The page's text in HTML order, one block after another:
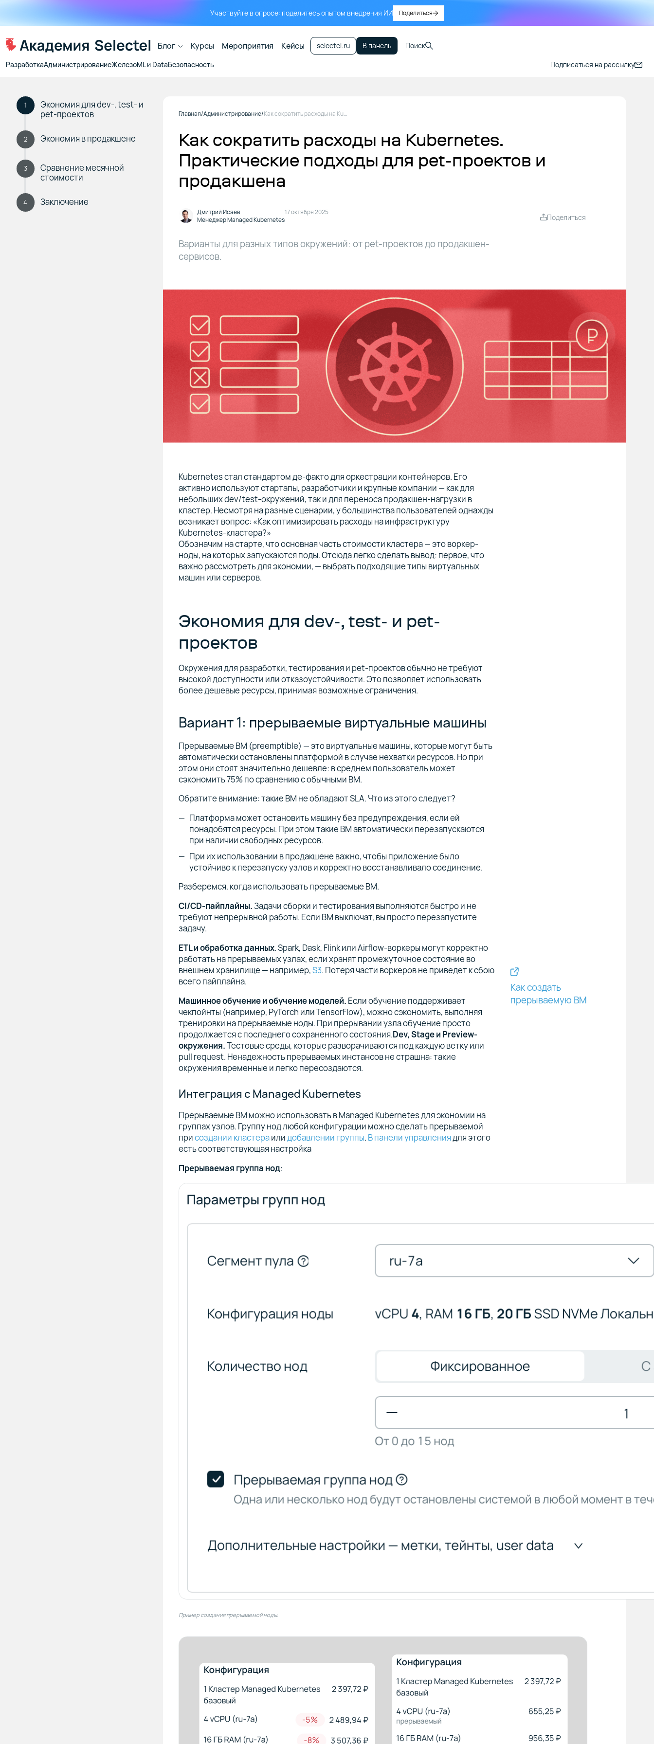
Участвуйте в опросе: поделитесь опытом внедрения ИИ Поделиться
Блог Курсы Мероприятия Кейсы selectel.ru В панель Поиск
РазработкаАдминистрированиеЖелезоML и DataБезопасность Подписаться на рассылку
1
Экономия для dev-, test- и
pet-проектов
2 Экономия в продакшене
3
Сравнение месячной
стоимости
4 Заключение
Главная Администрирование Как сократить расходы на Kubernetes. Практические подходы для pet-проектов и продакшена
Как сократить расходы на Kubernetes.
Практические подходы для pet-проектов и
продакшена
Дмитрий Исаев
Менеджер Managed Kubernetes
17 октября 2025
Поделиться
Варианты для разных типов окружений: от pet-проектов до продакшен-
сервисов.
Kubernetes стал стандартом де-факто для оркестрации контейнеров. Его
активно используют стартапы, разработчики и крупные компании — как для
небольших dev/test-окружений, так и для переноса продакшен-нагрузки в
кластер. Несмотря на разные сценарии, у большинства пользователей однажды
возникает вопрос: «Как оптимизировать расходы на инфраструктуру
Kubernetes-кластера?»
Обозначим на старте, что основная часть стоимости кластера — это воркер-
ноды, на которых запускаются поды. Отсюда легко сделать вывод: первое, что
важно рассмотреть для экономии, — выбрать подходящие типы виртуальных
машин или серверов.
Экономия для dev-, test- и pet-
проектов
Окружения для разработки, тестирования и pet-проектов обычно не требуют
высокой доступности или отказоустойчивости. Это позволяет использовать
более дешевые ресурсы, принимая возможные ограничения.
Вариант 1: прерываемые виртуальные машины
Прерываемые ВМ (preemptible) — это виртуальные машины, которые могут быть
автоматически остановлены платформой в случае нехватки ресурсов. Но при
этом они стоят значительно дешевле: в среднем пользователь может
сэкономить 75% по сравнению с обычными ВМ.
Обратите внимание: такие ВМ не обладают SLA. Что из этого следует?
Платформа может остановить машину без предупреждения, если ей
понадобятся ресурсы. При этом такие ВМ автоматически перезапускаются
при наличии свободных ресурсов.
При их использовании в продакшене важно, чтобы приложение было
устойчиво к перезапуску узлов и корректно восстанавливало соединение.
Разберемся, когда использовать прерываемые ВМ.
CI/CD-пайплайны.Задачи сборки и тестирования выполняются быстро и не
требуют непрерывной работы. Если ВМ выключат, вы просто перезапустите
задачу.
ETL и обработка данных. Spark, Dask, Flink или Airflow-воркеры могут корректно
работать на прерываемых узлах, если хранят промежуточное состояние во
внешнем хранилище — например,S3. Потеря части воркеров не приведет к сбою
всего пайплайна.
Машинное обучение и обучение моделей. Если обучение поддерживает
чекпойнты (например, PyTorch или TensorFlow), можно сэкономить, выполняя
тренировки на прерываемые ноды. При прерывании узла обучение просто
продолжается с последнего сохраненного состояния.Dev, Stage и Preview-
окружения.Тестовые среды, которые разворачиваются под каждую ветку или
pull request. Ненадежность прерываемых инстансов не страшна: такие
окружения временные и легко пересоздаются.
Как создать
прерываемую ВМ
Интеграция с Managed Kubernetes
Прерываемые ВМ можно использовать в Managed Kubernetes для экономии на
группах узлов. Группу нод любой конфигурации можно сделать прерываемой
присоздании кластераилидобавлении группы. В панели управлениядля этого
есть соответствующая настройка
Прерываемая группа нод:
Пример создания прерываемой ноды.